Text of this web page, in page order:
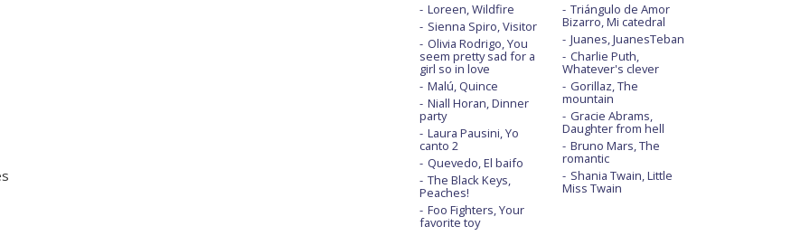
Loreen, Wildfire
Sienna Spiro, Visitor
Olivia Rodrigo, You
seem pretty sad for a
girl so in love
Malú, Quince
Niall Horan, Dinner
party
Laura Pausini, Yo
canto 2
Quevedo, El baifo
The Black Keys,
Peaches!
Foo Fighters, Your
favorite toy
Triángulo de Amor
Bizarro, Mi catedral
Juanes, JuanesTeban
Charlie Puth,
Whatever's clever
Gorillaz, The
mountain
Gracie Abrams,
Daughter from hell
Bruno Mars, The
romantic
Shania Twain, Little
Miss Twain